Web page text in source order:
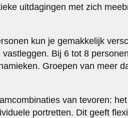
uitdagingen met zich
kun je gemakkelijk
Bij 6 tot 8
Groepen van meer
van tevoren:
portretten. Dit geeft